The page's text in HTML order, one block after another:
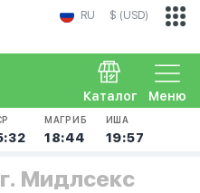
RU $ (USD)
Меню
Каталог
МАГРИБ
18:44
ИША
19:57
Мидлсекс